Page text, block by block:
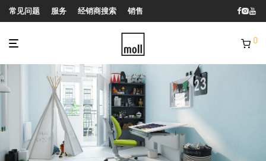
常见问题 服务 经销商搜索 销售
0